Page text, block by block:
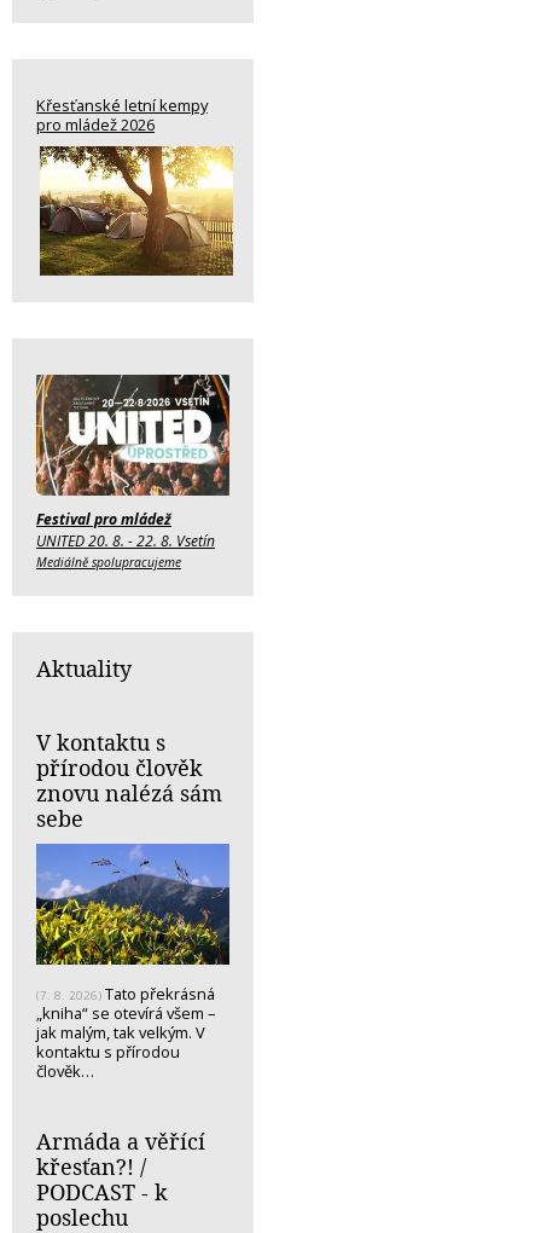
Křesťanské letní kempy
pro mládež 2026
Festival pro mládež
UNITED 20. 8. - 22. 8. Vsetín
Mediálně spolupracujeme
Aktuality
V kontaktu s
přírodou člověk
znovu nalézá sám
sebe
(7. 8. 2026) Tato překrásná
„kniha“ se otevírá všem –
jak malým, tak velkým. V
kontaktu s přírodou
člověk…
Armáda a věřící
křesťan?! /
PODCAST - k
poslechu